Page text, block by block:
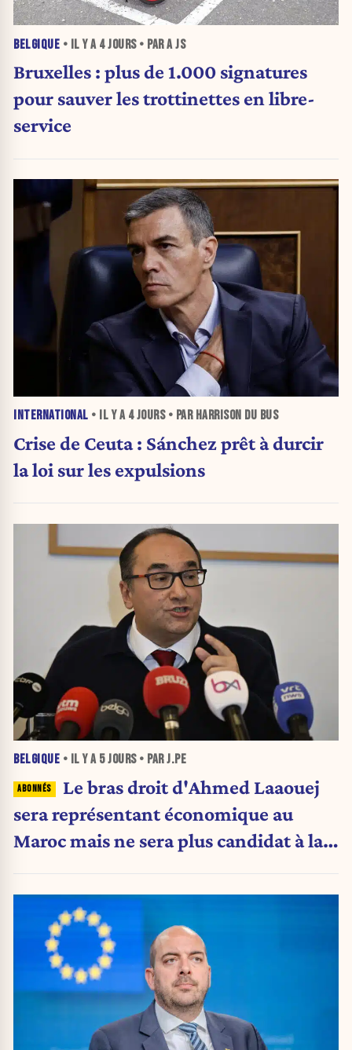
BELGIQUE • IL Y A 4 JOURS• PAR A JS
Bruxelles : plus de 1.000 signatures
pour sauver les trottinettes en libre-
service
INTERNATIONAL • IL Y A 4 JOURS• PAR HARRISON DU BUS
Crise de Ceuta : Sánchez prêt à durcir
la loi sur les expulsions
BELGIQUE • IL Y A 5 JOURS• PAR J.PE
Le bras droit d'Ahmed Laaouej
sera représentant économique au
Maroc mais ne sera plus candidat à la